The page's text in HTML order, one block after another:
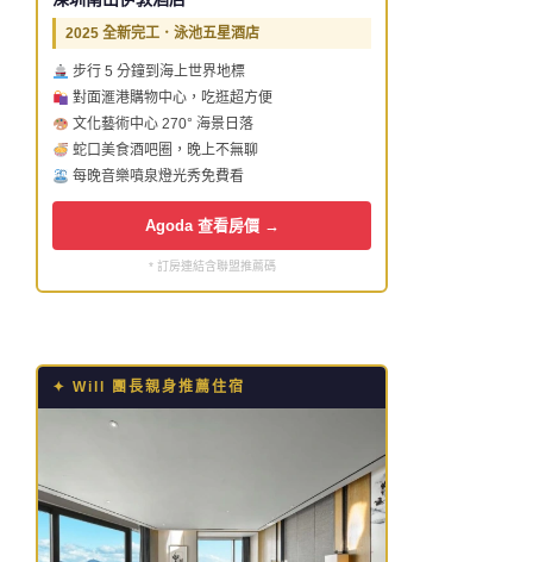
2025 全新完工．泳池五星酒店
步行 5 分鐘到海上世界地標
對面滙港購物中心，吃逛超方便
文化藝術中心 270° 海景日落
蛇口美食酒吧圈，晚上不無聊
每晚音樂噴泉燈光秀免費看
Agoda 查看房價 →
* 訂房連結含聯盟推薦碼
✦ Will 團長親身推薦住宿